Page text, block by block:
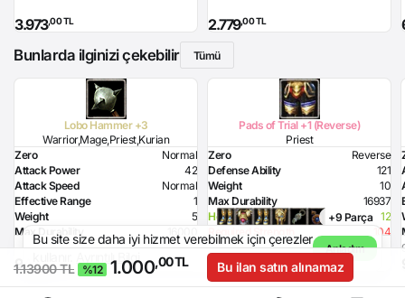
MP Bonus
Resistance to Flame
20
Poison Damage
Required Dexterity
Defense Ability (Sword)
3.973,00 TL
Required Level
2.779,00 TL
Bunlarda ilginizi çekebilir
Tümü
Lobo Hammer +3
Warrior,Mage,Priest,Kurian
Zero
Normal
Attack Power
42
Attack Speed
Normal
Effective Range
1
Weight
5
Max Durability
16000
HP Bonus
110
Health Bonus
Dexterity Bonus
948
Pads of Trial +1 (Reverse)
Priest
Zero
Reverse
Defense Ability
121
Weight
10
Max Durability
16937
Health Bonus
12
Required Strength
104
Required Intelligence
184
+9 Parça
31.500
Bu site size daha iyi hizmet verebilmek için çerezler
Ayrıntılı Bilgi
Anladım
1.13900 TL %12 1.000,00 TL Bu ilan satın alınamaz